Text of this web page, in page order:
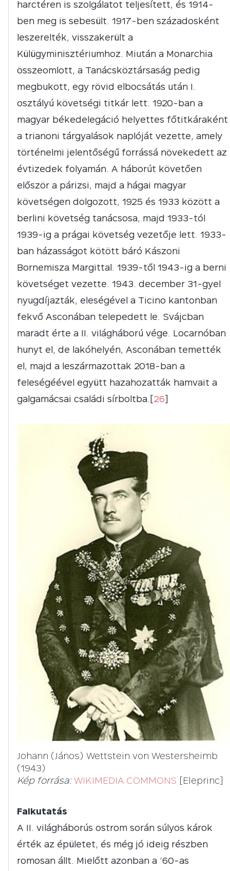
harctéren is szolgálatot teljesített, és 1914-
ben meg is sebesült. 1917-ben századosként
leszerelték, visszakerült a
Külügyminisztériumhoz. Miután a Monarchia
összeomlott, a Tanácsköztársaság pedig
megbukott, egy rövid elbocsátás után I.
osztályú követségi titkár lett. 1920-ban a
magyar békedelegáció helyettes főtitkáraként
a trianoni tárgyalások naplóját vezette, amely
történelmi jelentőségű forrássá növekedett az
évtizedek folyamán. A háborút követően
először a párizsi, majd a hágai magyar
követségen dolgozott, 1925 és 1933 között a
berlini követség tanácsosa, majd 1933-tól
1939-ig a prágai követség vezetője lett. 1933-
ban házasságot kötött báró Kászoni
Bornemisza Margittal. 1939-től 1943-ig a berni
követséget vezette. 1943. december 31-gyel
nyugdíjazták, eleségével a Ticino kantonban
fekvő Asconában telepedett le. Svájcban
maradt érte a II. világháború vége. Locarnóban
hunyt el, de lakóhelyén, Asconában temették
el, majd a leszármazottak 2018-ban a
feleségéével együtt hazahozatták hamvait a
galgamácsai családi sírboltba.[26]
Johann (János) Wettstein von Westersheimb
(1943)
Kép forrása: WIKIMEDIA COMMONS [Eleprinc]
Falkutatás
A II. világháborús ostrom során súlyos károk
érték az épületet, és még jó ideig részben
romosan állt. Mielőtt azonban a ‘60-as